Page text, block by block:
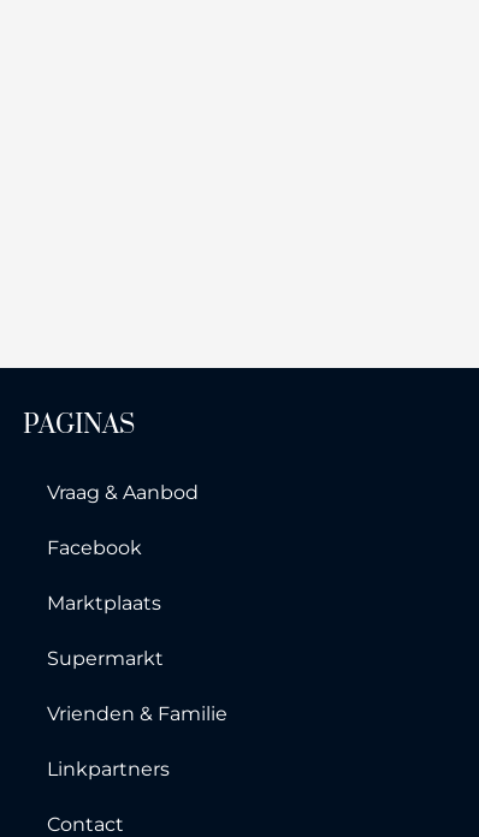
PAGINAS
Vraag & Aanbod
Facebook
Marktplaats
Supermarkt
Vrienden & Familie
Linkpartners
Contact